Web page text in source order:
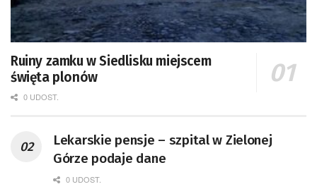
Ruiny zamku w Siedlisku miejscem
święta plonów
0 UDOST.
Lekarskie pensje – szpital w Zielonej
Górze podaje dane
0 UDOST.